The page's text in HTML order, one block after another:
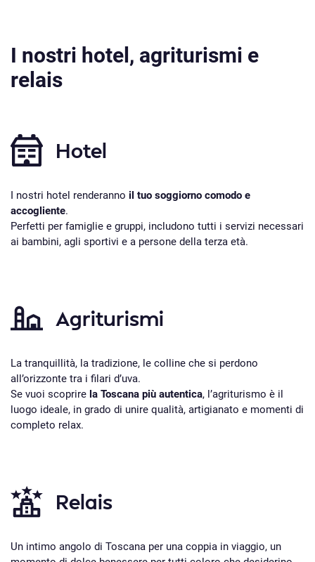
I nostri hotel, agriturismi e
relais
Hotel
I nostri hotel renderanno il tuo soggiorno comodo e
accogliente.
Perfetti per famiglie e gruppi, includono tutti i servizi necessari
ai bambini, agli sportivi e a persone della terza età.
Agriturismi
La tranquillità, la tradizione, le colline che si perdono
all’orizzonte tra i filari d’uva.
Se vuoi scoprire la Toscana più autentica, l’agriturismo è il
luogo ideale, in grado di unire qualità, artigianato e momenti di
completo relax.
Relais
Un intimo angolo di Toscana per una coppia in viaggio, un